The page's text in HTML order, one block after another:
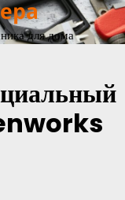
для дома